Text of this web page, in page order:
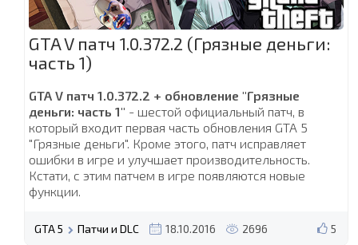
GTA V патч 1.0.372.2 (Грязные деньги:
часть 1)
GTA V патч 1.0.372.2 + обновление "Грязные
деньги: часть 1" - шестой официальный патч, в
который входит первая часть обновления GTA 5
"Грязные деньги". Кроме этого, патч исправляет
ошибки в игре и улучшает производительность.
Кстати, с этим патчем в игре появляются новые
функции.
5
GTA 5 Патчи и DLC 18.10.2016 2696